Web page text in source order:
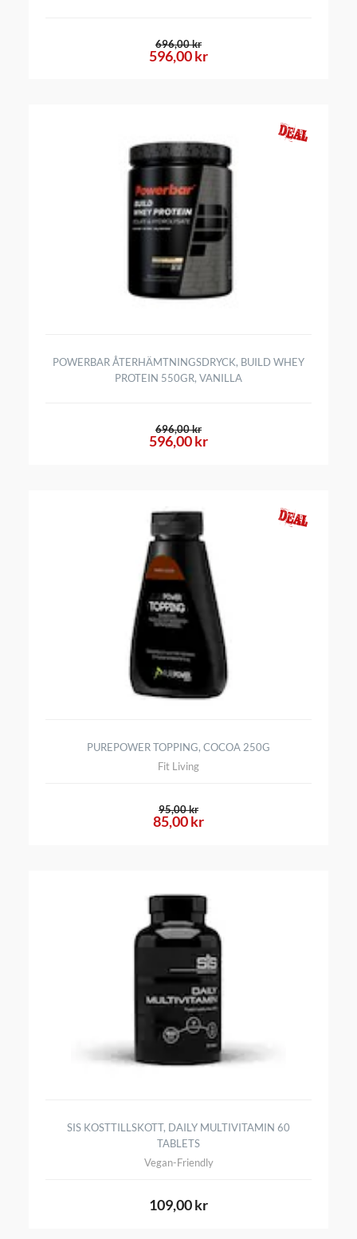
596,00 kr
696,00 kr
POWERBAR ÅTERHÄMTNINGSDRYCK, BUILD WHEY
PROTEIN 550GR, VANILLA
596,00 kr
696,00 kr
PUREPOWER TOPPING, COCOA 250G
Fit Living
85,00 kr
95,00 kr
SIS KOSTTILLSKOTT, DAILY MULTIVITAMIN 60
TABLETS
Vegan-Friendly
109,00 kr